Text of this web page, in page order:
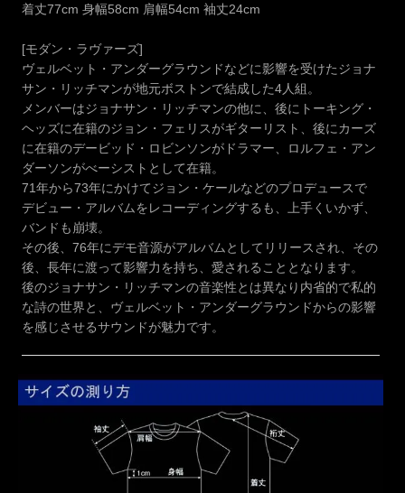
着丈77cm 身幅58cm 肩幅54cm 袖丈24cm
[モダン・ラヴァーズ]
ヴェルベット・アンダーグラウンドなどに影響を受けたジョナ
サン・リッチマンが地元ボストンで結成した4人組。
メンバーはジョナサン・リッチマンの他に、後にトーキング・
ヘッズに在籍のジョン・フェリスがギターリスト、後にカーズ
に在籍のデービッド・ロビンソンがドラマー、ロルフェ・アン
ダーソンがべーシストとして在籍。
71年から73年にかけてジョン・ケールなどのプロデュースで
デビュー・アルバムをレコーディングするも、上手くいかず、
バンドも崩壊。
その後、76年にデモ音源がアルバムとしてリリースされ、その
後、長年に渡って影響力を持ち、愛されることとなります。
後のジョナサン・リッチマンの音楽性とは異なり内省的で私的
な詩の世界と、ヴェルベット・アンダーグラウンドからの影響
を感じさせるサウンドが魅力です。